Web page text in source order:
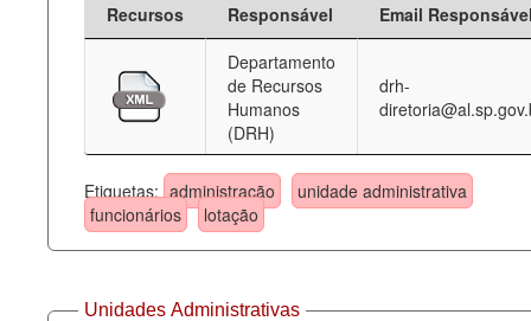
Recursos Responsável
Email
Departamento
de Recursos
Humanos
(DRH)
drh-
Etiquetas: administração
unidade administrativa
funcionários
lotação
Unidades Administrativas